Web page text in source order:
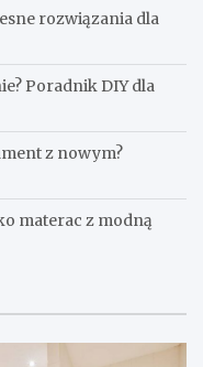
rozwiązania dla
Poradnik DIY dla
z nowym?
materac z modną